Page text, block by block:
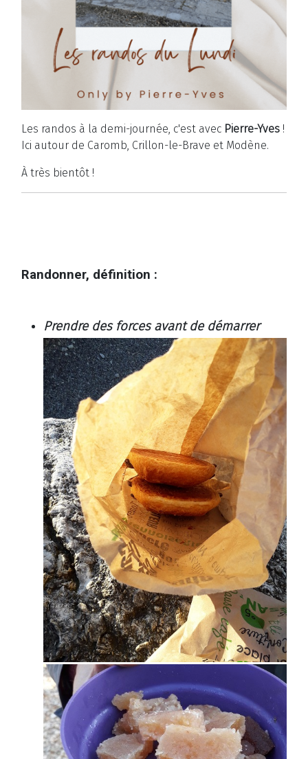
Les randos à la demi-journée, c'est avec Pierre-Yves !
Ici autour de Caromb, Crillon-le-Brave et Modène.
À très bientôt !
Randonner, définition :
Prendre des forces avant de démarrer